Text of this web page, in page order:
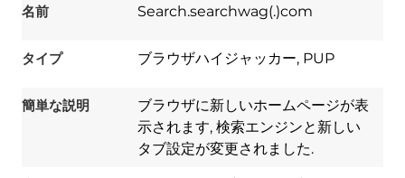
名前 Search.searchwag(.)com
タイプ ブラウザハイジャッカー, PUP
簡単な説明
ブラウザに新しいホームページが表
示されます, 検索エンジンと新しい
タブ設定が変更されました.